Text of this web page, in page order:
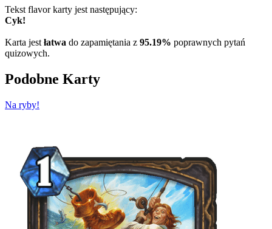
Tekst flavor karty jest następujący:
Cyk!
Karta jest łatwa do zapamiętania z 95.19% poprawnych pytań
quizowych.
Podobne Karty
Na ryby!